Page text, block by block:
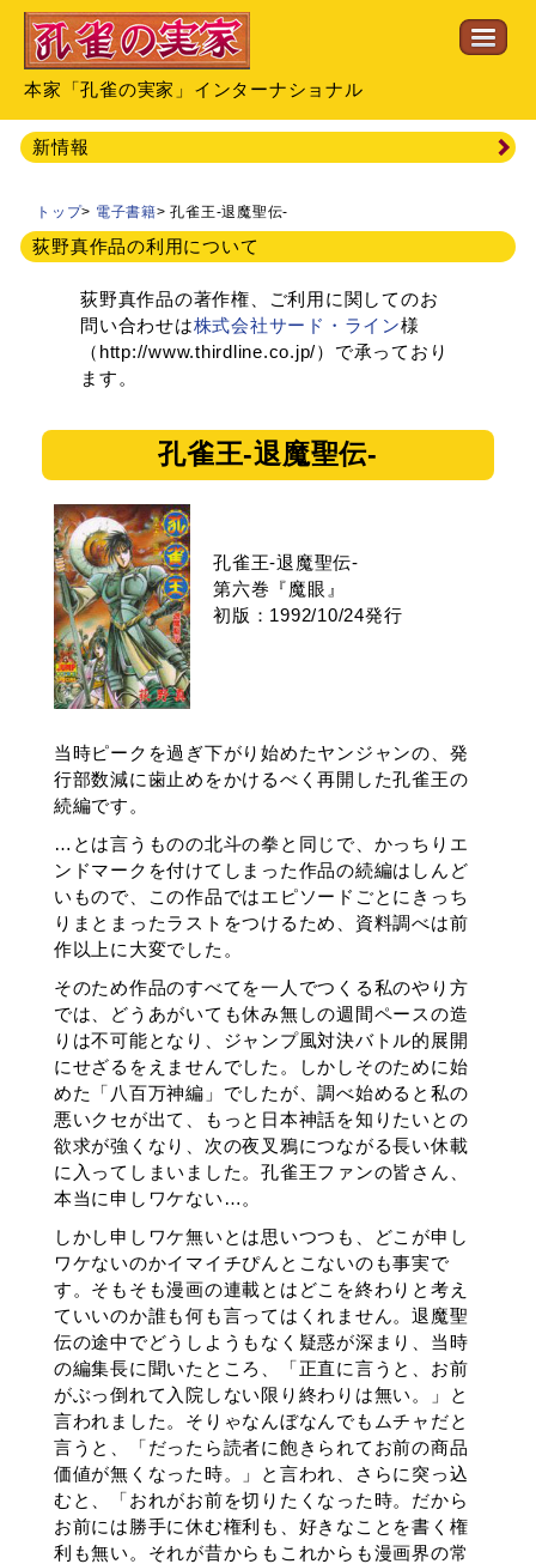
本家「孔雀の実家」インターナショナル
トップ> 電子書籍> 孔雀王-退魔聖伝-
荻野真作品の利用について
荻野真作品の著作権、ご利用に関してのお
問い合わせは株式会社サード・ライン様
（http://www.thirdline.co.jp/）で承っており
ます。
孔雀王-退魔聖伝-
孔雀王-退魔聖伝-
第六巻『魔眼』
初版：1992/10/24発行
当時ピークを過ぎ下がり始めたヤンジャンの、発
行部数減に歯止めをかけるべく再開した孔雀王の
続編です。
…とは言うものの北斗の拳と同じで、かっちりエ
ンドマークを付けてしまった作品の続編はしんど
いもので、この作品ではエピソードごとにきっち
りまとまったラストをつけるため、資料調べは前
作以上に大変でした。
そのため作品のすべてを一人でつくる私のやり方
では、どうあがいても休み無しの週間ペースの造
りは不可能となり、ジャンプ風対決バトル的展開
にせざるをえませんでした。しかしそのために始
めた「八百万神編」でしたが、調べ始めると私の
悪いクセが出て、もっと日本神話を知りたいとの
欲求が強くなり、次の夜叉鴉につながる長い休載
に入ってしまいました。孔雀王ファンの皆さん、
本当に申しワケない…。
しかし申しワケ無いとは思いつつも、どこが申し
ワケないのかイマイチぴんとこないのも事実で
す。そもそも漫画の連載とはどこを終わりと考え
ていいのか誰も何も言ってはくれません。退魔聖
伝の途中でどうしようもなく疑惑が深まり、当時
の編集長に聞いたところ、「正直に言うと、お前
がぶっ倒れて入院しない限り終わりは無い。」と
言われました。そりゃなんぼなんでもムチャだと
言うと、「だったら読者に飽きられてお前の商品
価値が無くなった時。」と言われ、さらに突っ込
むと、「おれがお前を切りたくなった時。だから
お前には勝手に休む権利も、好きなことを書く権
利も無い。それが昔からもこれからも漫画界の常
新情報